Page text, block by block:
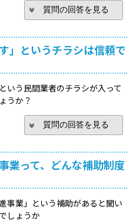
質問の回答を見る
」というチラシは信頼で
いう民間業者のチラシが入って
うか？
質問の回答を見る
業って、どんな補助制度
事業」という補助があると聞い
しょうか